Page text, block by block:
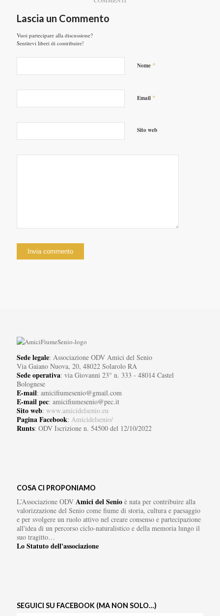
Lascia un Commento
Vuoi partecipare alla discussione?
Sentitevi liberi di contribuire!
Nome *
Email *
Sito web
Sede legale: Associazione ODV Amici del Senio
Via Gaiano Nuova, 20, 48022 Solarolo RA
Sede operativa: via Giovanni 23° n. 333 - 48014 Castel
Bolognese
E-mail: amicifiumesenio@gmail.com
E-mail pec: amicifiumesenio@pec.it
Sito web: www.amicidelsenio.eu
Pagina Facebook: Amicidelsenio/
Runts: ODV Iscrizione n. 54500 del 12/10/2022
COSA CI PROPONIAMO
L’Associazione ODV Amici del Senioè nata per contribuire alla
valorizzazione del Senio come fiume di storia, cultura e paesaggio
e per svolgere un ruolo attivo nel creare consenso e partecipazione
all'idea di un percorso ciclo-naturalistico e della memoria lungo il
suo tragitto…
Lo Statuto dell'associazione
SEGUICI SU FACEBOOK (MA NON SOLO…)